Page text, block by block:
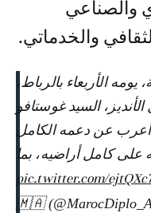
والصناعي
والخدماتي.
الأربعاء بالرباط،
السيد غوستافو
أعرب عن دعمه الكامل
على كامل أراضيه، بما
pic.twitter.com/